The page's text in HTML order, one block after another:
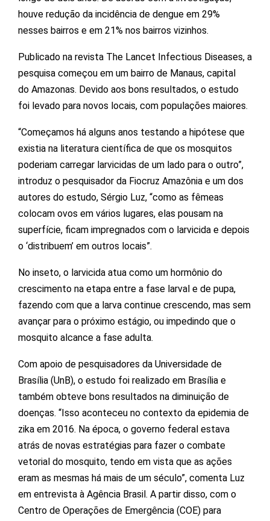
houve redução da incidência de dengue em 29%
nesses bairros e em 21% nos bairros vizinhos.
Publicado na revista The Lancet Infectious Diseases, a
pesquisa começou em um bairro de Manaus, capital
do Amazonas. Devido aos bons resultados, o estudo
foi levado para novos locais, com populações maiores.
“Começamos há alguns anos testando a hipótese que
existia na literatura científica de que os mosquitos
poderiam carregar larvicidas de um lado para o outro”,
introduz o pesquisador da Fiocruz Amazônia e um dos
autores do estudo, Sérgio Luz, “como as fêmeas
colocam ovos em vários lugares, elas pousam na
superfície, ficam impregnados com o larvicida e depois
o ‘distribuem’ em outros locais”.
No inseto, o larvicida atua como um hormônio do
crescimento na etapa entre a fase larval e de pupa,
fazendo com que a larva continue crescendo, mas sem
avançar para o próximo estágio, ou impedindo que o
mosquito alcance a fase adulta.
Com apoio de pesquisadores da Universidade de
Brasília (UnB), o estudo foi realizado em Brasília e
também obteve bons resultados na diminuição de
doenças. “Isso aconteceu no contexto da epidemia de
zika em 2016. Na época, o governo federal estava
atrás de novas estratégias para fazer o combate
vetorial do mosquito, tendo em vista que as ações
eram as mesmas há mais de um século”, comenta Luz
em entrevista à Agência Brasil. A partir disso, com o
Centro de Operações de Emergência (COE) para